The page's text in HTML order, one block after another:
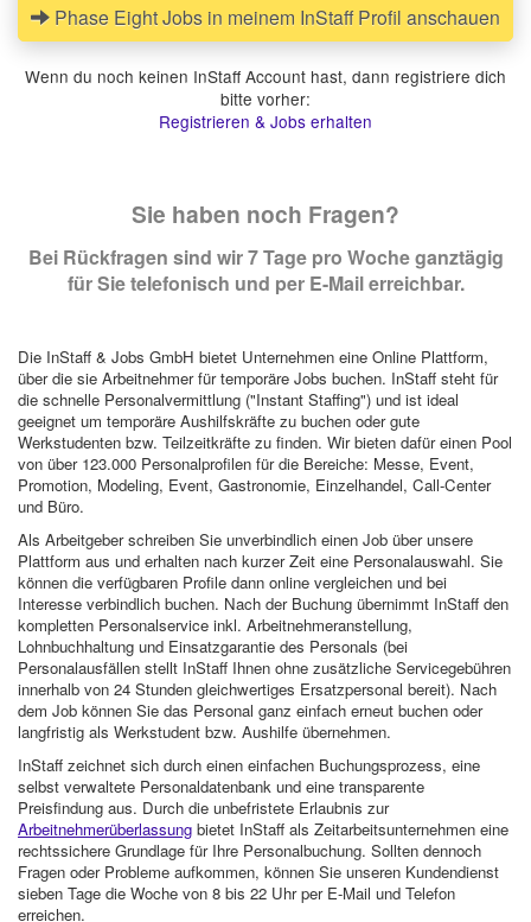
Phase Eight Jobs in meinem InStaff Profil anschauen
Wenn du noch keinen InStaff Account hast, dann registriere dich
bitte vorher:
Registrieren & Jobs erhalten
Sie haben noch Fragen?
Bei Rückfragen sind wir 7 Tage pro Woche ganztägig
für Sie telefonisch und per E-Mail erreichbar.
Die InStaff & Jobs GmbH bietet Unternehmen eine Online Plattform,
über die sie Arbeitnehmer für temporäre Jobs buchen. InStaff steht für
die schnelle Personalvermittlung ("Instant Staffing") und ist ideal
geeignet um temporäre Aushilfskräfte zu buchen oder gute
Werkstudenten bzw. Teilzeitkräfte zu finden. Wir bieten dafür einen Pool
von über 123.000 Personalprofilen für die Bereiche: Messe, Event,
Promotion, Modeling, Event, Gastronomie, Einzelhandel, Call-Center
und Büro.
Als Arbeitgeber schreiben Sie unverbindlich einen Job über unsere
Plattform aus und erhalten nach kurzer Zeit eine Personalauswahl. Sie
können die verfügbaren Profile dann online vergleichen und bei
Interesse verbindlich buchen. Nach der Buchung übernimmt InStaff den
kompletten Personalservice inkl. Arbeitnehmeranstellung,
Lohnbuchhaltung und Einsatzgarantie des Personals (bei
Personalausfällen stellt InStaff Ihnen ohne zusätzliche Servicegebühren
innerhalb von 24 Stunden gleichwertiges Ersatzpersonal bereit). Nach
dem Job können Sie das Personal ganz einfach erneut buchen oder
langfristig als Werkstudent bzw. Aushilfe übernehmen.
InStaff zeichnet sich durch einen einfachen Buchungsprozess, eine
selbst verwaltete Personaldatenbank und eine transparente
Preisfindung aus. Durch die unbefristete Erlaubnis zur
Arbeitnehmerüberlassung bietet InStaff als Zeitarbeitsunternehmen eine
rechtssichere Grundlage für Ihre Personalbuchung. Sollten dennoch
Fragen oder Probleme aufkommen, können Sie unseren Kundendienst
sieben Tage die Woche von 8 bis 22 Uhr per E-Mail und Telefon
erreichen.